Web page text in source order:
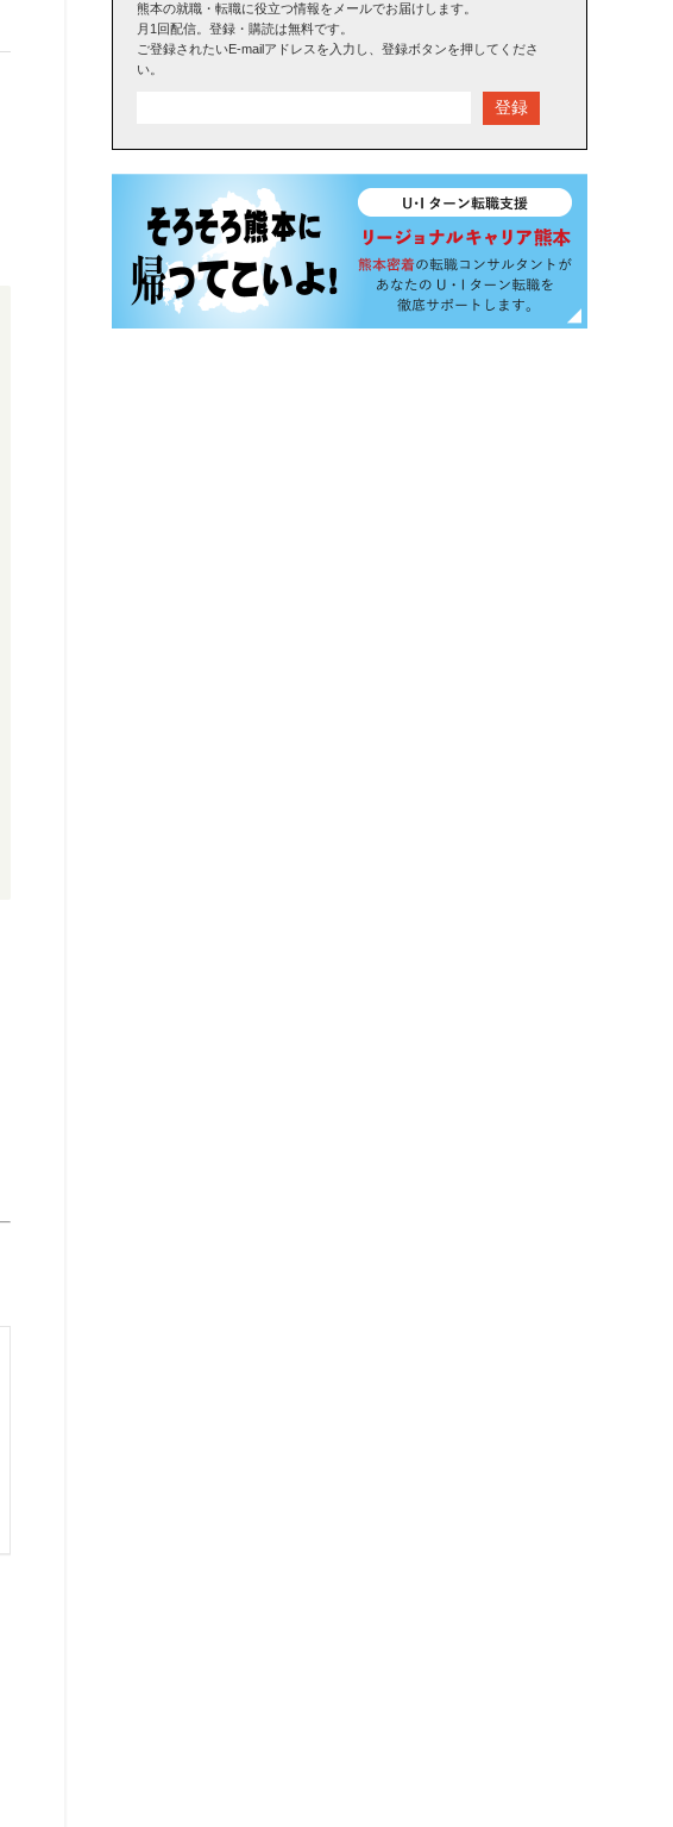
熊本の就職・転職に役立つ情報をメールでお届けします。
月1回配信。登録・購読は無料です。
ご登録されたいE-mailアドレスを入力し、登録ボタンを押してくださ
い。
登録